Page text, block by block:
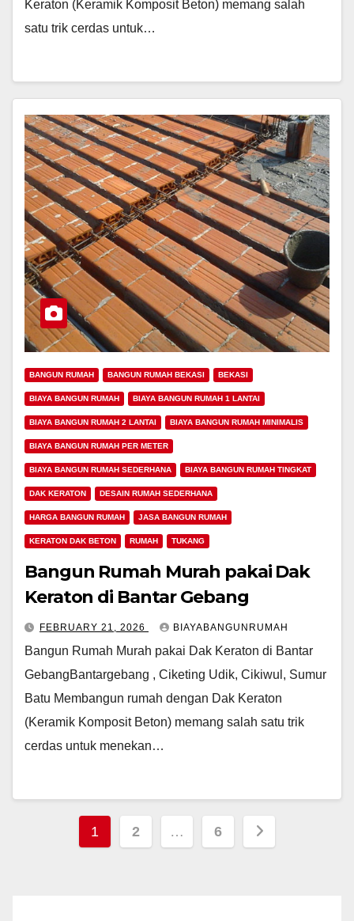
Keraton (Keramik Komposit Beton) memang salah
satu trik cerdas untuk…
BANGUN RUMAH BANGUN RUMAH BEKASI BEKASI
BIAYA BANGUN RUMAH BIAYA BANGUN RUMAH 1 LANTAI
BIAYA BANGUN RUMAH 2 LANTAI BIAYA BANGUN RUMAH MINIMALIS
BIAYA BANGUN RUMAH PER METER
BIAYA BANGUN RUMAH SEDERHANA BIAYA BANGUN RUMAH TINGKAT
DAK KERATON DESAIN RUMAH SEDERHANA
HARGA BANGUN RUMAH JASA BANGUN RUMAH
KERATON DAK BETON RUMAH TUKANG
Bangun Rumah Murah pakai Dak
Keraton di Bantar Gebang
FEBRUARY 21, 2026 BIAYABANGUNRUMAH
Bangun Rumah Murah pakai Dak Keraton di Bantar
GebangBantargebang , Ciketing Udik, Cikiwul, Sumur
Batu Membangun rumah dengan Dak Keraton
(Keramik Komposit Beton) memang salah satu trik
cerdas untuk menekan…
Posts
1 2 … 6